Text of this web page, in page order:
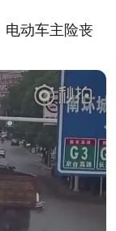
电动车主险丧